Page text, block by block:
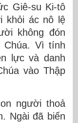
Giê-su Ki-tô
khỏi ác nô lệ
không đón
Chúa. Vì tính
lực và danh
vào Thập
người thoả
Ngài đã biến